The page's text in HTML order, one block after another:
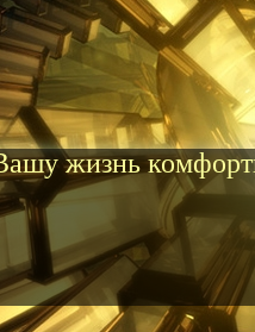
жизнь